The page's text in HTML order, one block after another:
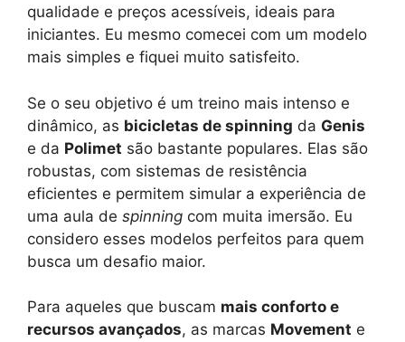
qualidade e preços acessíveis, ideais para
iniciantes. Eu mesmo comecei com um modelo
mais simples e fiquei muito satisfeito.
Se o seu objetivo é um treino mais intenso e
dinâmico, as bicicletas de spinning da Genis
e da Polimet são bastante populares. Elas são
robustas, com sistemas de resistência
eficientes e permitem simular a experiência de
uma aula de spinning com muita imersão. Eu
considero esses modelos perfeitos para quem
busca um desafio maior.
Para aqueles que buscam mais conforto e
recursos avançados, as marcas Movement e